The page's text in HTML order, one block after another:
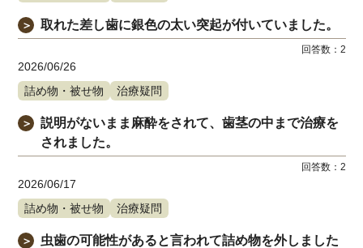
＞ 取れた差し歯に銀色の太い突起が付いていました。
回答数： 2
2026/06/26
詰め物・被せ物
治療疑問
＞
説明がないまま麻酔をされて、歯茎の中まで治療を
されました。
回答数： 2
2026/06/17
詰め物・被せ物
治療疑問
＞
虫歯の可能性があると言われて詰め物を外しました